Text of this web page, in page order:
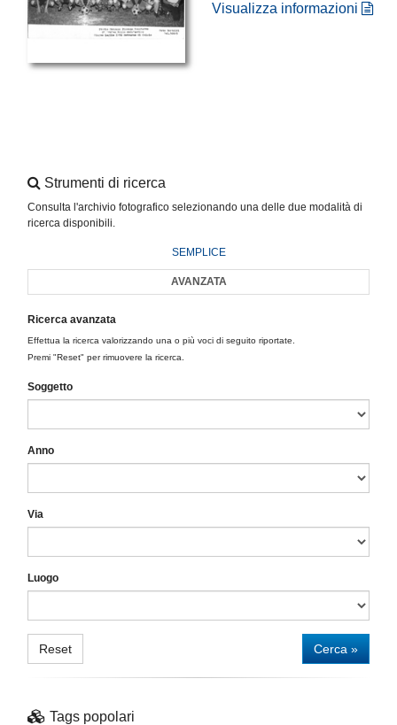
Visualizza informazioni
Strumenti di ricerca
Consulta l'archivio fotografico selezionando una delle due modalità di
ricerca disponibili.
SEMPLICE
AVANZATA
Ricerca avanzata
Effettua la ricerca valorizzando una o più voci di seguito riportate.
Premi "Reset" per rimuovere la ricerca.
Soggetto
Anno
Via
Luogo
Reset Cerca »
Tags popolari